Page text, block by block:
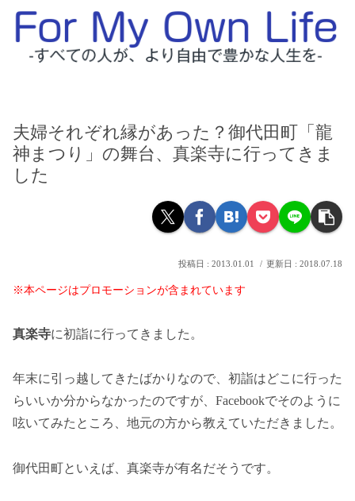
夫婦それぞれ縁があった？御代田町「龍
神まつり」の舞台、真楽寺に行ってきま
した
2013.01.01 2018.07.18
※本ページはプロモーションが含まれています
真楽寺に初詣に行ってきました。
年末に引っ越してきたばかりなので、初詣はどこに行った
らいいか分からなかったのですが、Facebookでそのように
呟いてみたところ、地元の方から教えていただきました。
御代田町といえば、真楽寺が有名だそうです。